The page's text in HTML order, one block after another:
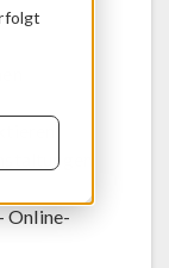
Online-